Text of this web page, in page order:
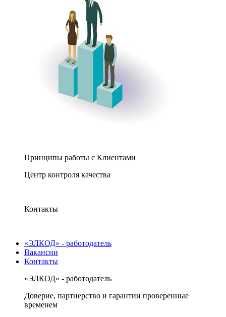
Принципы работы с Клиентами
Центр контроля качества
Контакты
«ЭЛКОД» - работодатель
Вакансии
Контакты
«ЭЛКОД» - работодатель
Доверие, партнерство и гарантии проверенные
временем